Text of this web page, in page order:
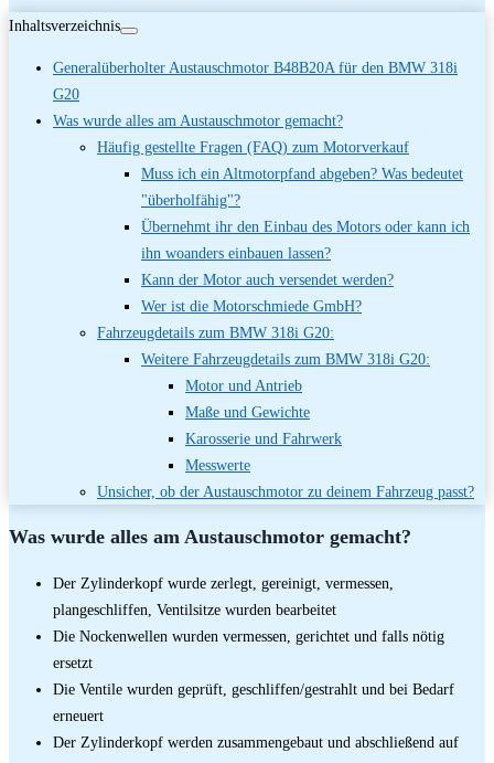
Inhaltsverzeichnis
Generalüberholter Austauschmotor B48B20A für den BMW 318i
G20
Was wurde alles am Austauschmotor gemacht?
Häufig gestellte Fragen (FAQ) zum Motorverkauf
Muss ich ein Altmotorpfand abgeben? Was bedeutet
"überholfähig"?
Übernehmt ihr den Einbau des Motors oder kann ich
ihn woanders einbauen lassen?
Kann der Motor auch versendet werden?
Wer ist die Motorschmiede GmbH?
Fahrzeugdetails zum BMW 318i G20:
Weitere Fahrzeugdetails zum BMW 318i G20:
Motor und Antrieb
Maße und Gewichte
Karosserie und Fahrwerk
Messwerte
Unsicher, ob der Austauschmotor zu deinem Fahrzeug passt?
Was wurde alles am Austauschmotor gemacht?
Der Zylinderkopf wurde zerlegt, gereinigt, vermessen,
plangeschliffen, Ventilsitze wurden bearbeitet
Die Nockenwellen wurden vermessen, gerichtet und falls nötig
ersetzt
Die Ventile wurden geprüft, geschliffen/gestrahlt und bei Bedarf
erneuert
Der Zylinderkopf werden zusammengebaut und abschließend auf